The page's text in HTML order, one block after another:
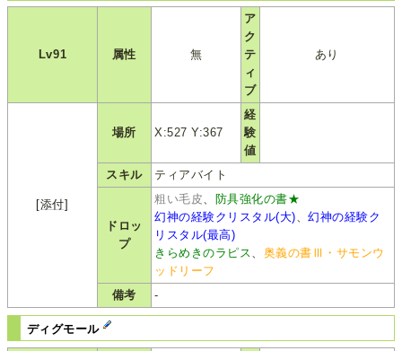
Lv91 属性 無
ア
ク
テ
ィ
ブ
あり
[添付]
場所 X:527 Y:367
経
験
値
スキル
ティアバイト
ドロッ
プ
粗い毛皮、 防具強化の書★
幻神の経験クリスタル(大)、幻神の経験ク
リスタル(最高)
きらめきのラピス、 奥義の書Ⅲ・サモンウ
ッドリーフ
備考
-
ディグモール